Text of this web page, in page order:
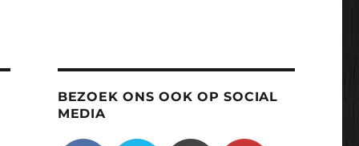
BEZOEK ONS OOK OP SOCIAL
MEDIA